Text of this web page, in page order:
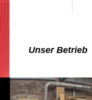
Unser Betrieb